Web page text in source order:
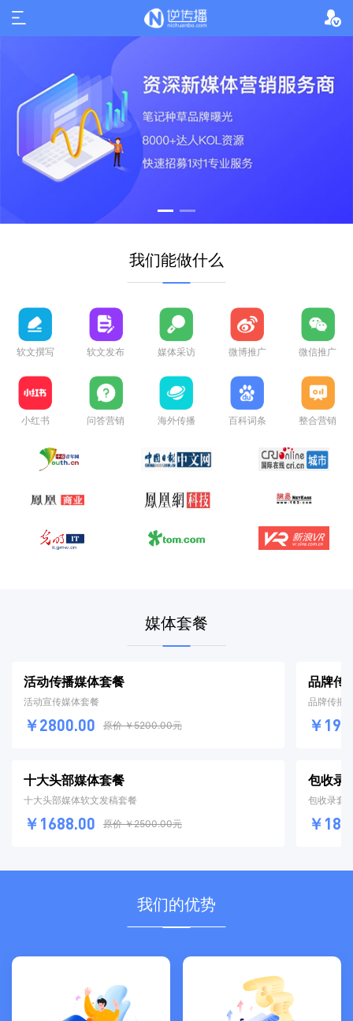
我们能做什么
软文撰写 软文发布 媒体采访 微博推广 微信推广
小红书 问答营销 海外传播 百科词条 整合营销
媒体套餐
活动传播媒体套餐
活动宣传媒体套餐
￥2800.00 原价 ￥5200.00元
十大头部媒体套餐
十大头部媒体软文发稿套餐
￥1688.00 原价 ￥2500.00元
品牌传
品牌传播
￥
包收录
包收录套
￥
我们的优势